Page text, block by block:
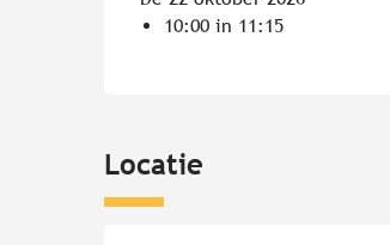
10:00 in 11:15
Locatie